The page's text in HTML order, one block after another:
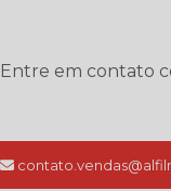
Entre em contato